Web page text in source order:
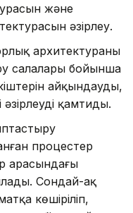
және
әзірлеу.
архитектураны
салалары бойынша
айқындауды,
қамтиды.
процестер
арасындағы
Сондай-ақ
көшіріліп,